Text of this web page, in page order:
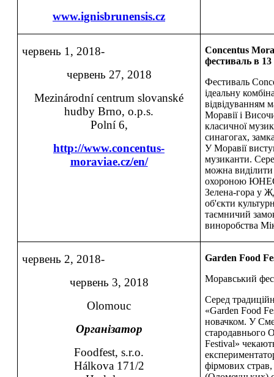
www.ignisbrunensis.cz
червень 1, 2018-
червень 27, 2018
Mezinárodní centrum slovanské
hudby Brno, o.p.s.
Polní 6,
http://www.concentus-
moraviae.cz/en/
Concentus
фестиваль в 13
Фестиваль
ідеальну
відвідуванням
Моравії і
класичної
синагогах,
У Моравії
музиканти.
можна виділити
охороною
Зелена-гора у
об'єкти
таємничий
виноробства
червень 2, 2018-
червень 3, 2018
Olomouc
Організатор
Foodfest, s.r.o.
Hálkova 171/2
Garden Food
Моравський
Серед
«Garden Food
новачком. У
стародавнього
Festival»
фірмових